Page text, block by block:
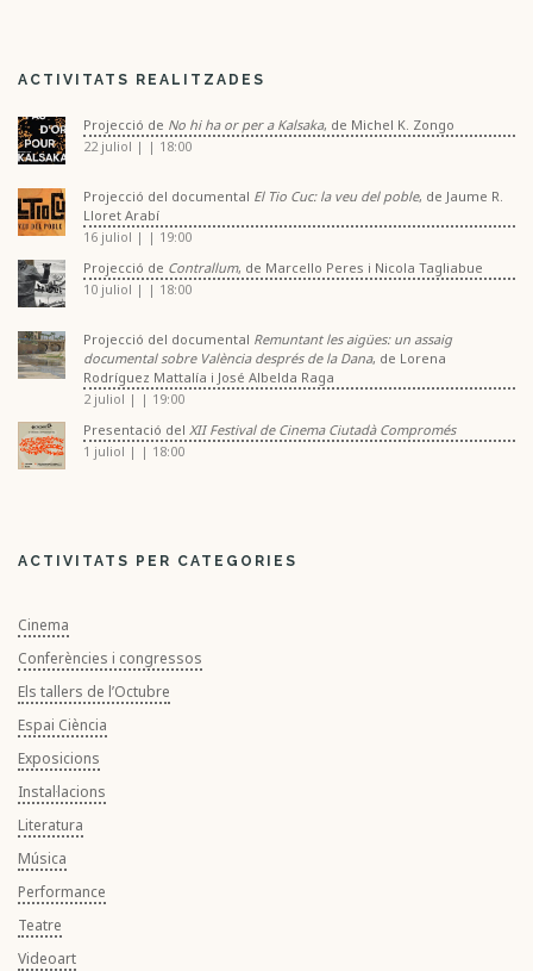
ACTIVITATS REALITZADES
Projecció de No hi ha or per a Kalsaka, de Michel K. Zongo
22 juliol | | 18:00
Projecció del documental El Tio Cuc: la veu del poble, de Jaume R.
Lloret Arabí
16 juliol | | 19:00
Projecció de Contrallum, de Marcello Peres i Nicola Tagliabue
10 juliol | | 18:00
Projecció del documental Remuntant les aigües: un assaig
documental sobre València després de la Dana, de Lorena
Rodríguez Mattalía i José Albelda Raga
2 juliol | | 19:00
Presentació del XII Festival de Cinema Ciutadà Compromés
1 juliol | | 18:00
ACTIVITATS PER CATEGORIES
Cinema
Conferències i congressos
Els tallers de l’Octubre
Espai Ciència
Exposicions
Instal·lacions
Literatura
Música
Performance
Teatre
Videoart